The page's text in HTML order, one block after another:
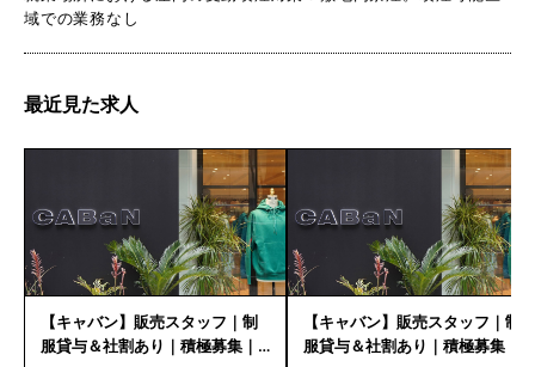
域での業務なし
最近見た求人
【キャバン】販売スタッフ｜制
服貸与＆社割あり｜積極募集｜
【キャバン】販売スタッフ｜制
服貸与＆社割あり｜積極募集｜